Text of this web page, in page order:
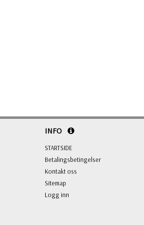
INFO
STARTSIDE
Betalingsbetingelser
Kontakt oss
Sitemap
Logg inn